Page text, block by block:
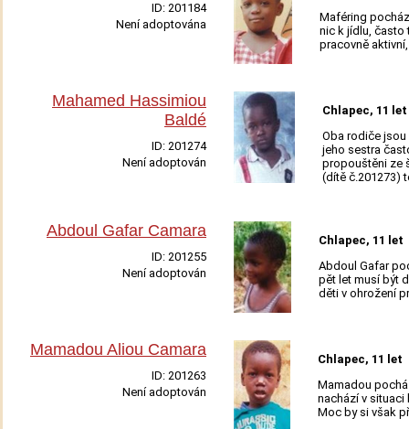
ID: 201184
Není adoptována
Maféring
nic k jídlu, často
pracovně
Mahamed Hassimiou
Baldé
ID: 201274
Není adoptován
Chlapec, 11 let
Oba rodiče jsou
jeho sestra
propouštěni ze
(dítě č.201273)
Abdoul Gafar Camara
ID: 201255
Není adoptován
Chlapec, 11 let
Abdoul Gafar
pět let musí být
děti v ohrožení
Mamadou Aliou Camara
ID: 201263
Není adoptován
Chlapec, 11 let
Mamadou
nachází v
Moc by si však